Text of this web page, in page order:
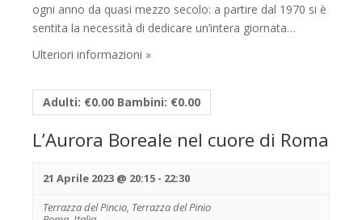
ogni anno da quasi mezzo secolo: a partire dal 1970 si è
sentita la necessità di dedicare un’intera giornata…
Ulteriori informazioni »
Adulti: €0.00 Bambini: €0.00
L’Aurora Boreale nel cuore di Roma
21 Aprile 2023 @ 20:15 - 22:30
Terrazza del Pincio, Terrazza del Pinio